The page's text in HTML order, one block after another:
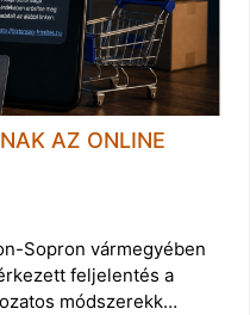
AZ ONLINE
Sopron vármegyében
feljelentés a
módszerekk…